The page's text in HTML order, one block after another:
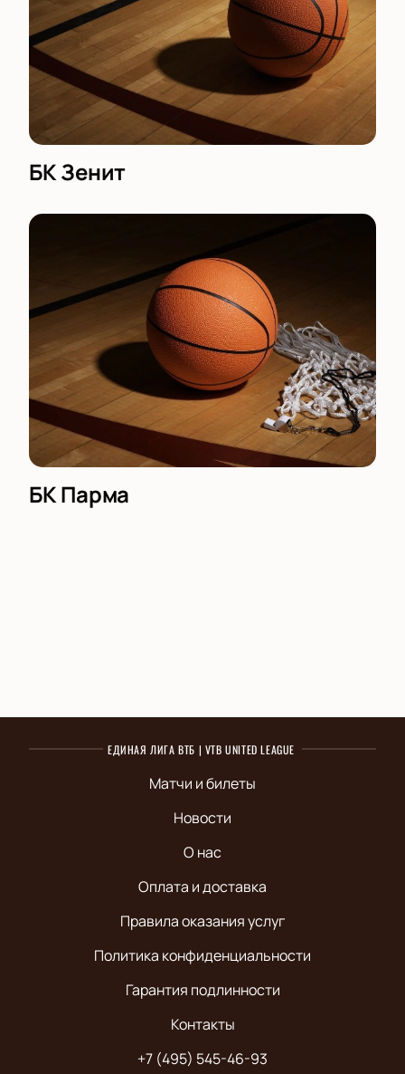
БК Зенит
БК Парма
ЕДИНАЯ ЛИГА ВТБ | VTB UNITED LEAGUE
Матчи и билеты
Новости
О нас
Оплата и доставка
Правила оказания услуг
Политика конфиденциальности
Гарантия подлинности
Контакты
+7 (495) 545-46-93